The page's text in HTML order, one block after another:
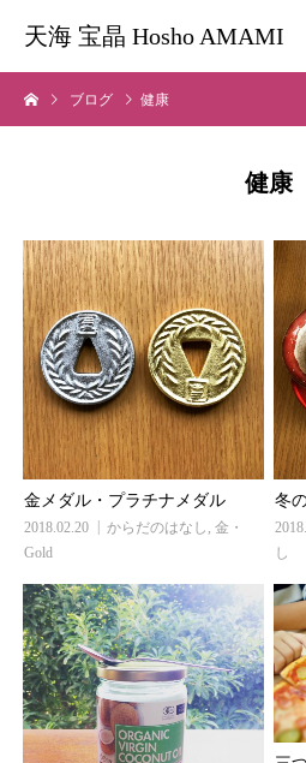
天海 宝晶 Hosho AMAMI
ブログ 健康
健康
金メダル・プラチナメダル
2018.02.20 からだのはなし , 金・
Gold
冬
し